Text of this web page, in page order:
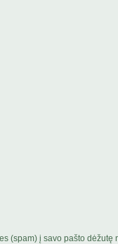
(spam) į savo pašto dėžutę